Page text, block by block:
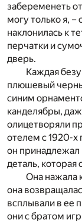
забеременеть
могу только я,
наклонилась к
перчатки и
дверь.
Каждая
плюшевый
синим
канделябры,
олицетворяли
отелем с 1920-х
он принадлежал
деталь, которая
Она нажала
она
всплывали в ее
они с братом